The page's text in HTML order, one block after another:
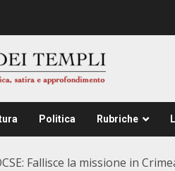
Politica Rubriche
Fallisce la missione in